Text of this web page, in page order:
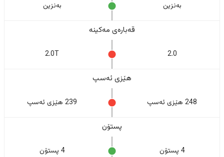
بەنزین بەنزین
قەبارەی مەکینە
2.0
2.0T
هێزی ئەسپ
248 هێزی ئەسپ 239 هێزی ئەسپ
پستۆن
4 پستۆن 4 پستۆن